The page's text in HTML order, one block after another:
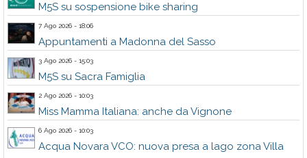
M5S su sospensione bike sharing
7 Ago 2026 - 18:06
Appuntamenti a Madonna del Sasso
3 Ago 2026 - 15:03
M5S su Sacra Famiglia
2 Ago 2026 - 10:03
Miss Mamma Italiana: anche da Vignone
6 Ago 2026 - 10:03
Acqua Novara VCO: nuova presa a lago zona Villa